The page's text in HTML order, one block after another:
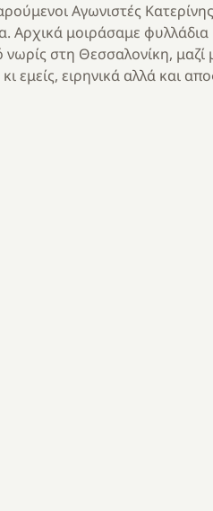
Αγωνιστές
Αρχικά μοιράσαμε
στη Θεσσαλονίκη, μαζί
εμείς, ειρηνικά αλλά και